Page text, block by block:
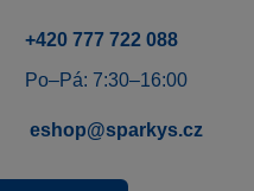
+420 777 722 088
Po–Pá: 7:30–16:00
eshop@sparkys.cz